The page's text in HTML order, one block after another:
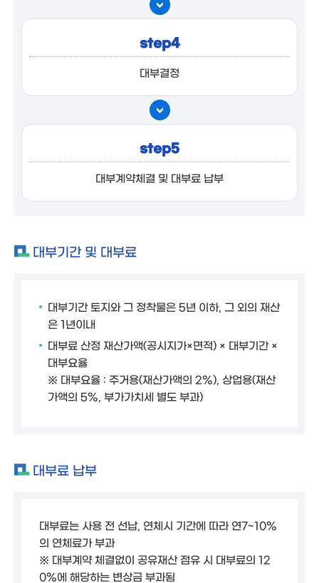
step4
대부결정
step5
대부계약체결 및 대부료 납부
대부기간 및 대부료
대부기간 토지와 그 정착물은 5년 이하, 그 외의 재산
은 1년이내
대부료 산정 재산가액(공시지가×면적) × 대부기간 ×
대부요율
※ 대부요율 : 주거용(재산가액의 2%), 상업용(재산
가액의 5%, 부가가치세 별도 부과)
대부료 납부
대부료는 사용 전 선납, 연체시 기간에 따라 연7~10%
의 연체료가 부과
※ 대부계약 체결없이 공유재산 점유 시 대부료의 12
0%에 해당하는 변상금 부과됨